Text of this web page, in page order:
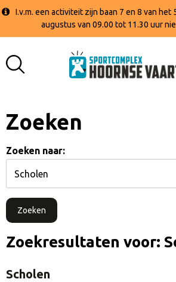
I.v.m. een activiteit zijn baan 7 en 8 van het
augustus van 09.00 tot 11.30 uur
Zoeken
Zoeken naar:
Zoekresultaten voor:
Scholen